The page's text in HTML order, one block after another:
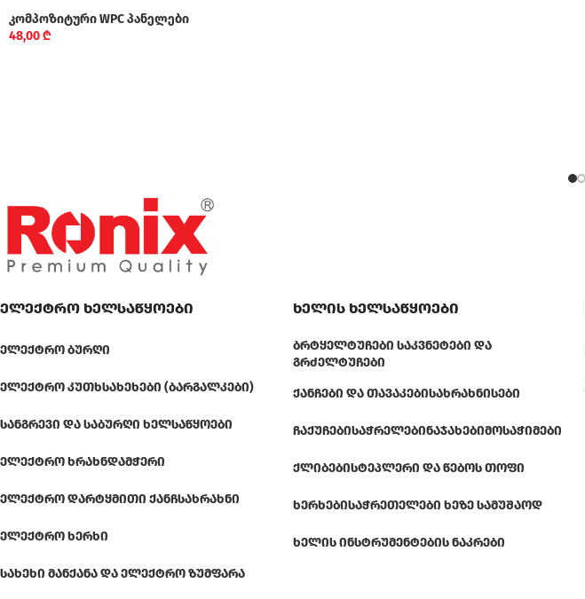
კომპოზიტური WPC პანელები
48,00₾
ელექტრო ხელსაწყოები
ᲔᲚᲔᲥᲢᲠᲝ ᲑᲣᲠᲦᲘ
ᲔᲚᲔᲥᲢᲠᲝ ᲙᲣᲗᲮᲡᲐᲮᲔᲮᲔᲑᲘ (ᲑᲐᲠᲒᲐᲚᲙᲔᲑᲘ)
ᲡᲐᲜᲒᲠᲔᲕᲘ ᲓᲐ ᲡᲐᲑᲣᲠᲦᲘ ᲮᲔᲚᲡᲐᲬᲧᲝᲔᲑᲘ
ᲔᲚᲔᲥᲢᲠᲝ ᲮᲠᲐᲮᲜᲓᲐᲛᲭᲔᲠᲘ
ᲔᲚᲔᲥᲢᲠᲝ ᲓᲐᲠᲢᲧᲛᲘᲗᲘ ᲥᲐᲜᲩᲡᲐᲮᲠᲐᲮᲜᲘ
ᲔᲚᲔᲥᲢᲠᲝ ᲮᲔᲠᲮᲘ
ᲡᲐᲮᲔᲮᲘ ᲛᲐᲜᲥᲐᲜᲐ ᲓᲐ ᲔᲚᲔᲥᲢᲠᲝ ᲖᲣᲛᲤᲐᲠᲐ
ხელის ხელსაწყოები
ᲑᲠᲢᲧᲔᲚᲢᲣᲩᲔᲑᲘ ᲡᲐᲙᲕᲜᲔᲢᲔᲑᲘ ᲓᲐ
ᲒᲠᲫᲔᲚᲢᲣᲩᲔᲑᲘ
ᲥᲐᲜᲩᲔᲑᲘ ᲓᲐ ᲗᲐᲕᲐᲙᲔᲑᲘᲡᲐᲮᲠᲐᲮᲜᲘᲡᲔᲑᲘ
ᲩᲐᲥᲣᲩᲔᲑᲘᲡᲐᲭᲠᲔᲚᲔᲑᲘᲜᲐᲯᲐᲮᲔᲑᲘᲛᲝᲡᲐᲭᲘᲛᲔᲑᲘ
ᲥᲚᲘᲑᲔᲑᲘᲡᲢᲔᲞᲚᲔᲠᲘ ᲓᲐ ᲬᲔᲑᲝᲡ ᲗᲝᲤᲘ
ᲮᲔᲠᲮᲔᲑᲘᲡᲐᲭᲠᲔᲗᲔᲚᲔᲑᲘ ᲮᲔᲖᲔ ᲡᲐᲛᲣᲨᲐᲝᲓ
ᲮᲔᲚᲘᲡ ᲘᲜᲡᲢᲠᲣᲛᲔᲜᲢᲔᲑᲘᲡ ᲜᲐᲙᲠᲔᲑᲘ